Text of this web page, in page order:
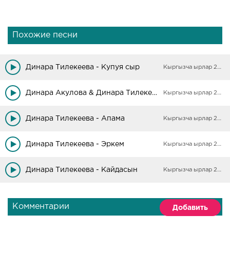
Похожие песни
Динара Тилекеева - Купуя сыр Кыргызча ырлар 2025
Динара Акулова & Динара Тилекеева - Жаны жыл Кыргызча ырлар 2025
Динара Тилекеева - Апама Кыргызча ырлар 2025
Динара Тилекеева - Эркем Кыргызча ырлар 2025
Динара Тилекеева - Кайдасын Кыргызча ырлар 2025
Комментарии Добавить